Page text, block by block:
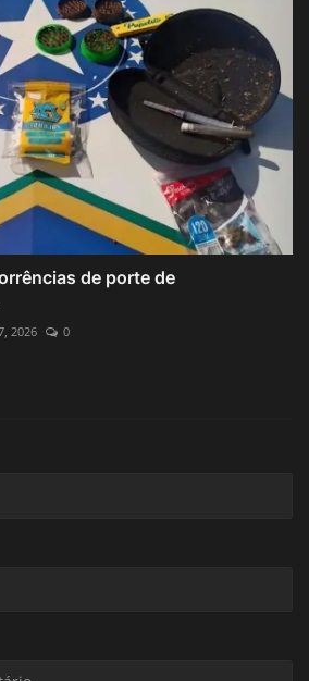
de porte de
2026 0